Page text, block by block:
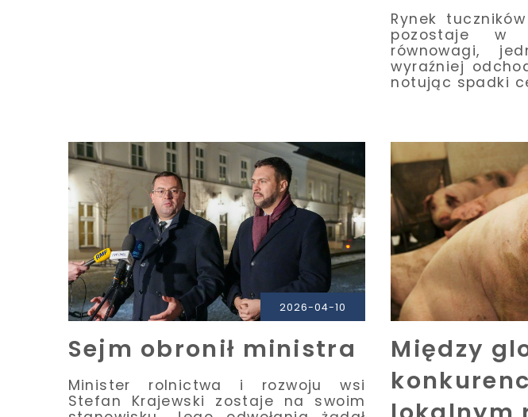
Rynek
pozostaje w
równowagi,
wyraźniej
notując spadki
2026-04-10
Sejm obronił ministra
Minister rolnictwa i rozwoju wsi
Stefan Krajewski zostaje na swoim
PRZECZYTAJ
Między